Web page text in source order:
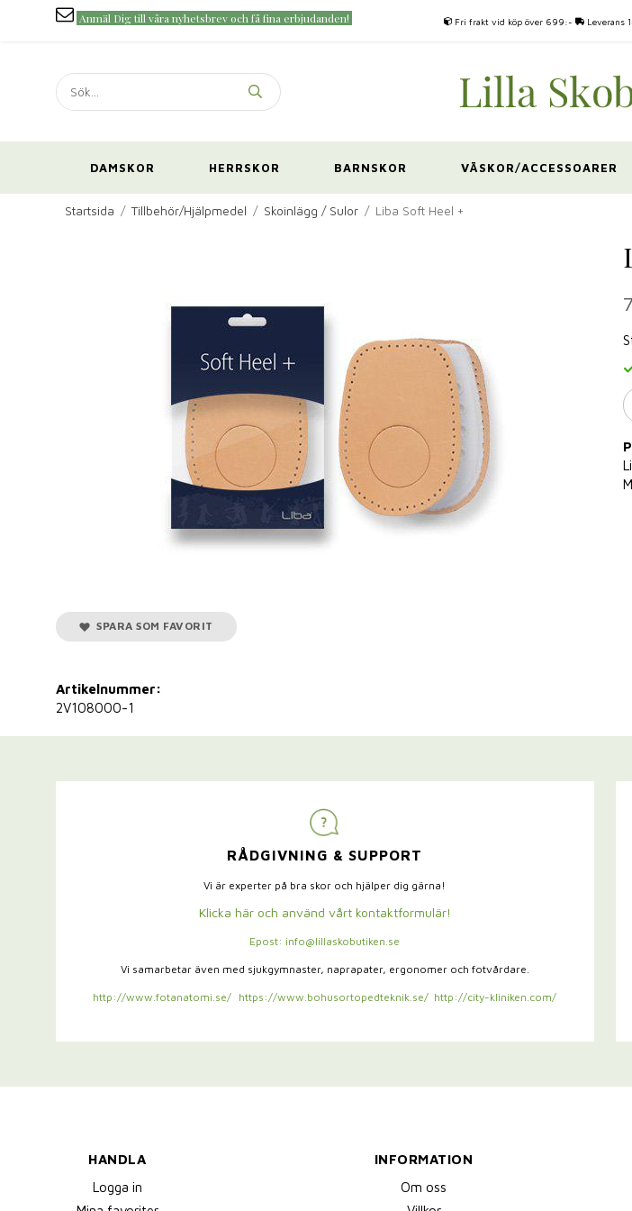
Anmäl Dig till våra nyhetsbrev och få fina erbjudanden! Fri frakt vid köp över 699:- Leverans
DAMSKOR HERRSKOR BARNSKOR VÄSKOR/ACCESSOARER
Startsida / Tillbehör/Hjälpmedel / Skoinlägg / Sulor / Liba Soft Heel +
SPARA SOM FAVORIT
Artikelnummer:
2V108000-1
RÅDGIVNING & SUPPORT
Vi är experter på bra skor och hjälper dig gärna!
Klicka här och använd vårt kontaktformulär!
Epost: info@lillaskobutiken.se
Vi samarbetar även med sjukgymnaster, naprapater, ergonomer och fotvårdare.
http://www.fotanatomi.se/ https://www.bohusortopedteknik.se/ http://city-kliniken.com/
HANDLA
Logga in
INFORMATION
Om oss